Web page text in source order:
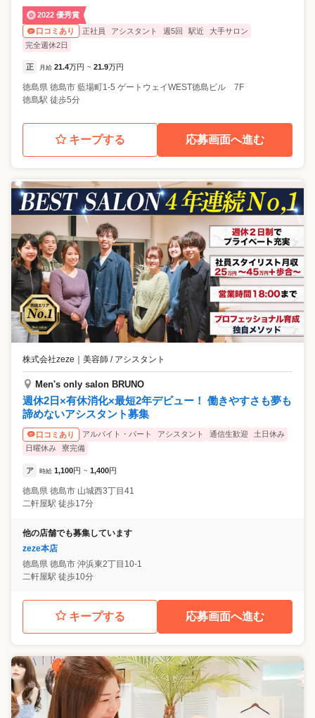
2022 優秀賞
口コミあり
正社員 アシスタント 週5回 駅近
大手サロン
完全週休2日
正 月給 21.4万円 ~ 21.9万円
徳島県 徳島市 藍場町1-5 ゲートウェイWEST徳島ビル 7F
徳島駅 徒歩5分
キープする 応募画面へ進む
株式会社zeze ｜ 美容師 / アシスタント
Men's only salon BRUNO
週休2日×有休消化×最短2年デビュー！ 働きやすさも夢も
諦めないアシスタント募集
口コミあり アルバイト・パート アシスタント 通信生歓迎
土日休み
日曜休み
寮完備
ア 時給 1,100円 ~ 1,400円
徳島県 徳島市 山城西3丁目41
二軒屋駅 徒歩17分
他の店舗でも募集しています
zeze本店
徳島県 徳島市 沖浜東2丁目10-1
二軒屋駅 徒歩10分
キープする 応募画面へ進む